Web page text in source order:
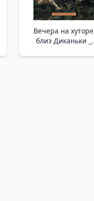
Вечера на хуторе
близ Диканьки _